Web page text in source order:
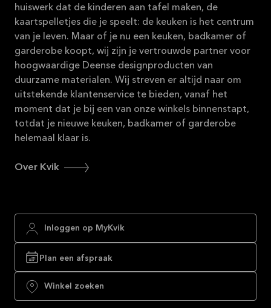
huiswerk dat de kinderen aan tafel maken, de
kaartspelletjes die je speelt: de keuken is het centrum
van je leven. Maar of je nu een keuken, badkamer of
garderobe koopt, wij zijn je vertrouwde partner voor
hoogwaardige Deense designproducten van
duurzame materialen. Wij streven er altijd naar om
uitstekende klantenservice te bieden, vanaf het
moment dat je bij een van onze winkels binnenstapt,
totdat je nieuwe keuken, badkamer of garderobe
helemaal klaar is.
Over Kvik
Inloggen op MyKvik
Plan een afspraak
Winkel zoeken